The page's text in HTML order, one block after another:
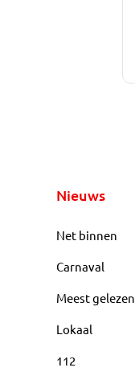
Nieuws
Net binnen
Carnaval
Meest gelezen
Lokaal
112